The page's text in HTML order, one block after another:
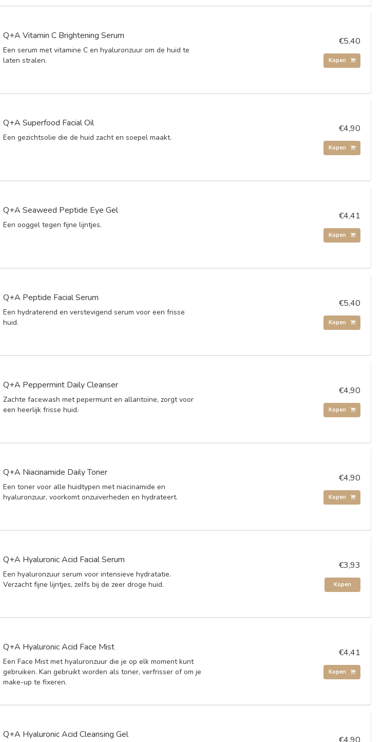
Q+A Vitamin C Brightening Serum
Een serum met vitamine C en hyaluronzuur om de huid te
laten stralen.
€5,40
Kopen
Q+A Superfood Facial Oil
Een gezichtsolie die de huid zacht en soepel maakt.
€4,90
Kopen
Q+A Seaweed Peptide Eye Gel
Een ooggel tegen fijne lijntjes.
€4,41
Kopen
Q+A Peptide Facial Serum
Een hydraterend en verstevigend serum voor een frisse
huid.
€5,40
Kopen
Q+A Peppermint Daily Cleanser
Zachte facewash met pepermunt en allantoïne, zorgt voor
een heerlijk frisse huid.
€4,90
Kopen
Q+A Niacinamide Daily Toner
Een toner voor alle huidtypen met niacinamide en
hyaluronzuur, voorkomt onzuiverheden en hydrateert.
€4,90
Kopen
Q+A Hyaluronic Acid Facial Serum
Een hyaluronzuur serum voor intensieve hydratatie.
Verzacht fijne lijntjes, zelfs bij de zeer droge huid.
€3,93
Kopen
Q+A Hyaluronic Acid Face Mist
Een Face Mist met hyaluronzuur die je op elk moment kunt
gebruiken. Kan gebruikt worden als toner, verfrisser of om je
make-up te fixeren.
€4,41
Kopen
Q+A Hyaluronic Acid Cleansing Gel